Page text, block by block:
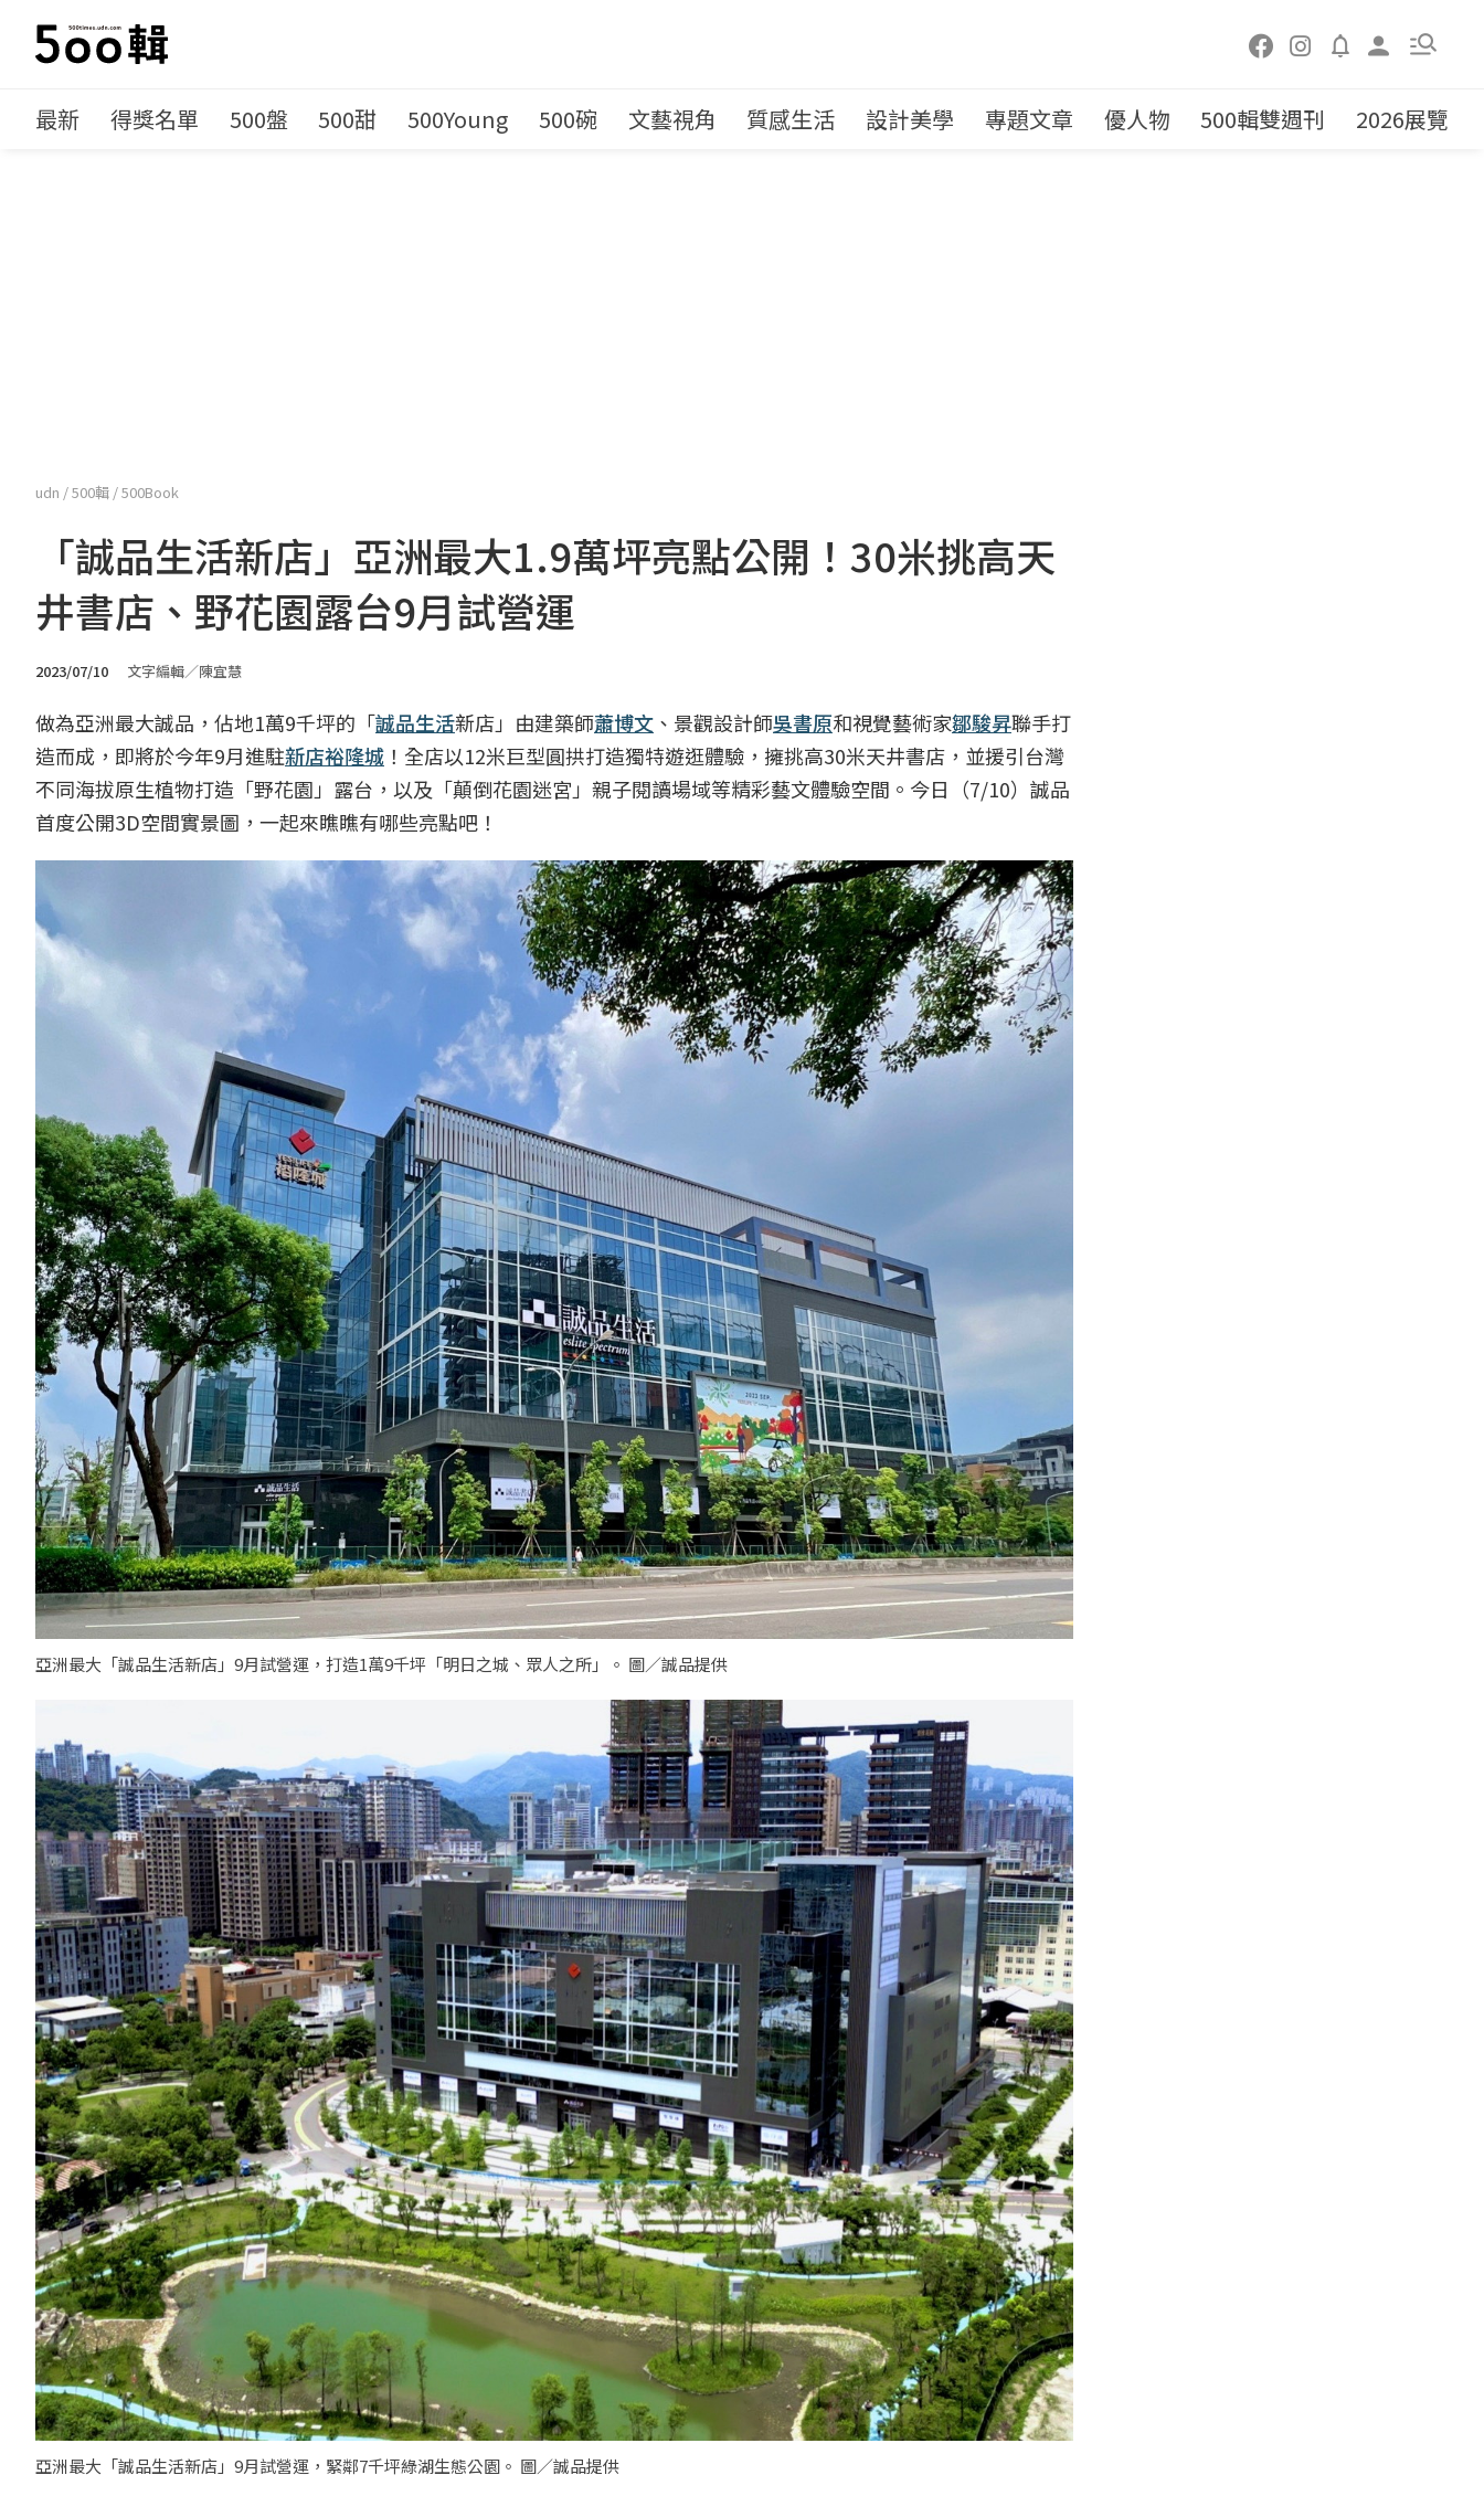
最新 得獎名單 500盤 500甜 500Young 500碗 文藝視角 質感生活 設計美學 專題文章 優人物 500輯雙週刊 2026展覽
udn /500輯 /500Book
「誠品生活新店」亞洲最大1.9萬坪亮點公開！30米挑高天
井書店、野花園露台9月試營運
2023/07/10 文字編輯／陳宜慧
做為亞洲最大誠品，佔地1萬9千坪的「誠品生活新店」由建築師蕭博文 、景觀設計師吳書原和視覺藝術家鄒駿昇聯手打
造而成，即將於今年9月進駐新店裕隆城 ！全店以12米巨型圓拱打造獨特遊逛體驗，擁挑高30米天井書店，並援引台灣
不同海拔原生植物打造「野花園」露台，以及「顛倒花園迷宮」親子閱讀場域等精彩藝文體驗空間。今日（7/10）誠品
首度公開3D空間實景圖，一起來瞧瞧有哪些亮點吧！
亞洲最大「誠品生活新店」9月試營運，打造1萬9千坪「明日之城、眾人之所」。 圖／誠品提供
亞洲最大「誠品生活新店」9月試營運，緊鄰7千坪綠湖生態公園。 圖／誠品提供